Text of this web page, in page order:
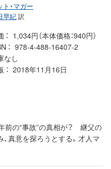
ト・マガー
早紀訳
1,034円（本体価格：940円）
978-4-488-16407-2
なし
2018年11月16日
前の“事故”の真相が？ 継父の
真意を探ろうとする。才人マ